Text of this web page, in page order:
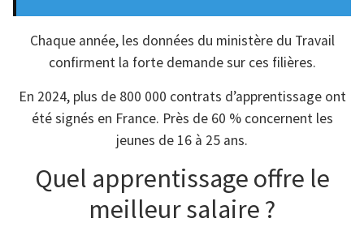
Chaque année, les données du ministère du Travail
confirment la forte demande sur ces filières.
En 2024, plus de 800 000 contrats d’apprentissage ont
été signés en France. Près de 60 % concernent les
jeunes de 16 à 25 ans.
Quel apprentissage offre le
meilleur salaire ?